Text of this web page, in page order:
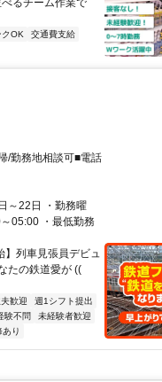
るチーム作業で
クOK
交通費支給
/勤務地相談可■電話
～22日 ・勤務曜
05:00 ・最低勤務
】列車見張員デビュ
の鉄道愛が ((ゝ
歓迎
週1シフト提出
験不問
未経験者歓迎
あり